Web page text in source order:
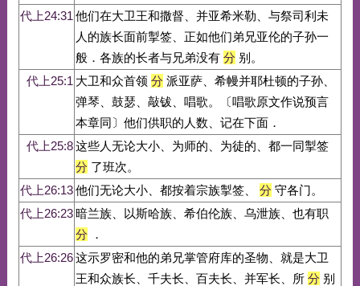
代上24:31 他们在大卫王和撒督、并亚希米勒、与祭司利未
人的族长面前掣签、正如他们弟兄亚伦的子孙一
般．各族的长者与兄弟没有 分别。
代上25:1 大卫和众首领 分派亚萨、希幔并耶杜顿的子孙、
弹琴、鼓瑟、敲钹、唱歌。〔唱歌原文作说预言
本章同〕他们供职的人数、记在下面．
代上25:8这些人无论大小、为师的、为徒的、都一同掣签
分了班次。
代上26:13他们无论大小、都按着宗族掣签、 分守各门。
代上26:23暗兰族、以斯哈族、希伯伦族、乌泄族、也有职
分．
代上26:26这示罗密和他的弟兄掌管府库的圣物、就是大卫
王和众族长、千夫长、百夫长、并军长、所 分别